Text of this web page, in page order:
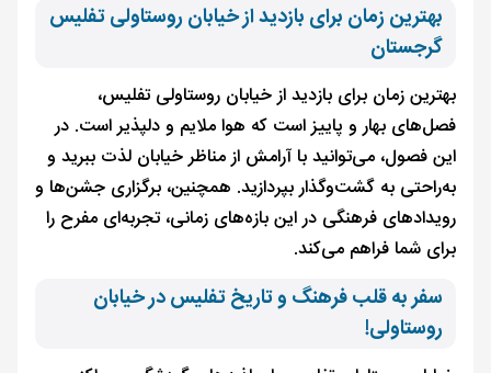
بهترین زمان برای بازدید از خیابان روستاولی تفلیس
گرجستان
بهترین زمان برای بازدید از خیابان روستاولی تفلیس،
فصل‌های بهار و پاییز است که هوا ملایم و دلپذیر است. در
این فصول، می‌توانید با آرامش از مناظر خیابان لذت ببرید و
به‌راحتی به گشت‌وگذار بپردازید. همچنین، برگزاری جشن‌ها و
رویدادهای فرهنگی در این بازه‌های زمانی، تجربه‌ای مفرح را
برای شما فراهم می‌کند.
سفر به قلب فرهنگ و تاریخ تفلیس در خیابان
روستاولی!